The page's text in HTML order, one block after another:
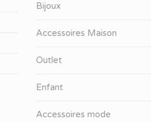
Bijoux
Accessoires Maison
Outlet
Enfant
Accessoires mode